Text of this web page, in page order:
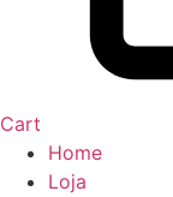
Cart
Home
Loja